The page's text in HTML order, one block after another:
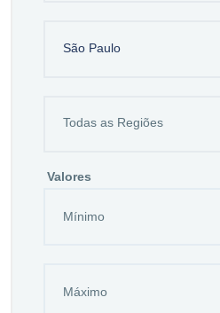
São Paulo
Valores